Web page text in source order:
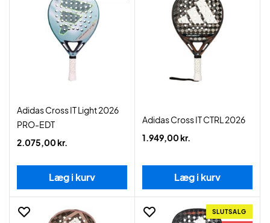
Adidas Cross IT Light 2026
PRO-EDT
2.075,00 kr.
Læg i kurv
Adidas Cross IT CTRL 2026
1.949,00 kr.
Læg i kurv
SLUTSALG